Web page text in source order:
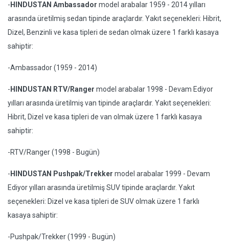
- HINDUSTAN Ambassador model arabalar 1959 - 2014 yılları
arasında üretilmiş sedan tipinde araçlardır. Yakıt seçenekleri: Hibrit,
Dizel, Benzinli ve kasa tipleri de sedan olmak üzere 1 farklı kasaya
sahiptir:
-Ambassador (1959 - 2014)
- HINDUSTAN RTV/Ranger model arabalar 1998 - Devam Ediyor
yılları arasında üretilmiş van tipinde araçlardır. Yakıt seçenekleri:
Hibrit, Dizel ve kasa tipleri de van olmak üzere 1 farklı kasaya
sahiptir:
-RTV/Ranger (1998 - Bugün)
- HINDUSTAN Pushpak/Trekker model arabalar 1999 - Devam
Ediyor yılları arasında üretilmiş SUV tipinde araçlardır. Yakıt
seçenekleri: Dizel ve kasa tipleri de SUV olmak üzere 1 farklı
kasaya sahiptir:
-Pushpak/Trekker (1999 - Bugün)